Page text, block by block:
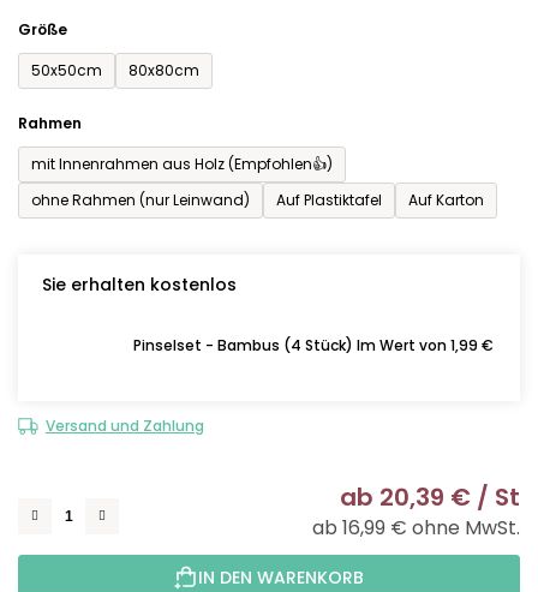
Größe
50x50cm
80x80cm
Rahmen
mit Innenrahmen aus Holz (Empfohlen👍)
ohne Rahmen (nur Leinwand)
Auf Plastiktafel Auf Karton
Sie erhalten kostenlos
Pinselset - Bambus (4 Stück) Im Wert von 1,99 €
Versand und Zahlung
ab 20,39 € / St
ab 16,99 € ohne MwSt.
IN DEN WARENKORB